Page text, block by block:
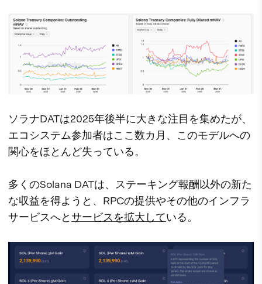
ソラナDATは2025年後半に大きな注目を集めたが、
エコシステム参加者はここ数カ月、このモデルへの
関心をほとんど失っている。
多くのSolana DATは、ステーキング報酬以外の新た
な収益を得ようと、RPCの提供やその他のインフラ
サービスへとサービスを拡大している。